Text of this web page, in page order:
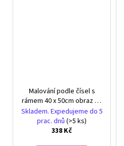
Malování podle čísel s
rámem 40 x 50cm obraz na
plátně Pes
Skladem. Expedujeme do 5
prac. dnů (>5 ks)
338 Kč